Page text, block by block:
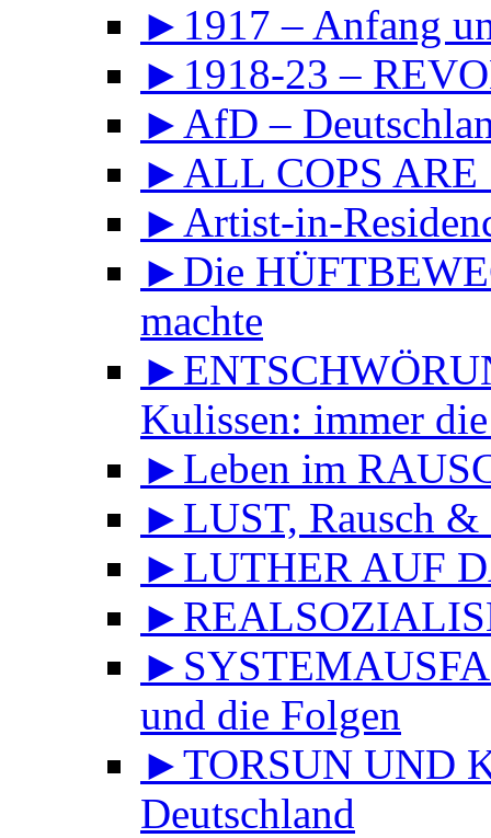
►1917 – Anfang
►1918-23 –
►AfD –
►ALL COPS ARE
►Artist-in-
►Die
machte
Kulissen: immer
►Leben im
►LUST, Rausch
►LUTHER AUF
und die Folgen
►TORSUN UND
Deutschland